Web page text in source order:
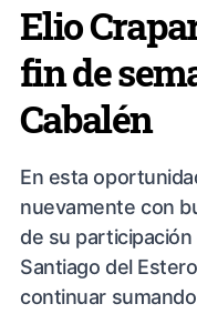
Elio
fin de
Cabalén
En esta
nuevamente con
de su
Santiago del
continuar